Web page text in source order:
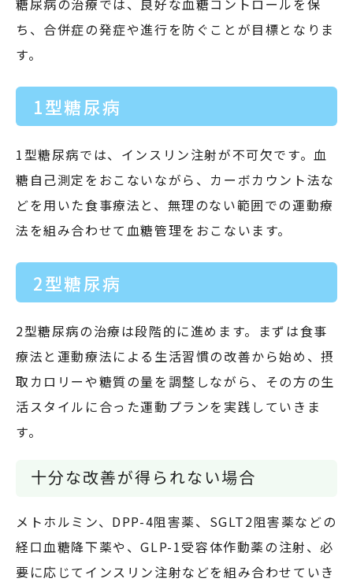
糖尿病の治療では、良好な血糖コントロールを保
ち、合併症の発症や進行を防ぐことが目標となりま
す。
1型糖尿病
1型糖尿病では、インスリン注射が不可欠です。血
糖自己測定をおこないながら、カーボカウント法な
どを用いた食事療法と、無理のない範囲での運動療
法を組み合わせて血糖管理をおこないます。
2型糖尿病
2型糖尿病の治療は段階的に進めます。まずは食事
療法と運動療法による生活習慣の改善から始め、摂
取カロリーや糖質の量を調整しながら、その方の生
活スタイルに合った運動プランを実践していきま
す。
十分な改善が得られない場合
メトホルミン、DPP-4阻害薬、SGLT2阻害薬などの
経口血糖降下薬や、GLP-1受容体作動薬の注射、必
要に応じてインスリン注射などを組み合わせていき